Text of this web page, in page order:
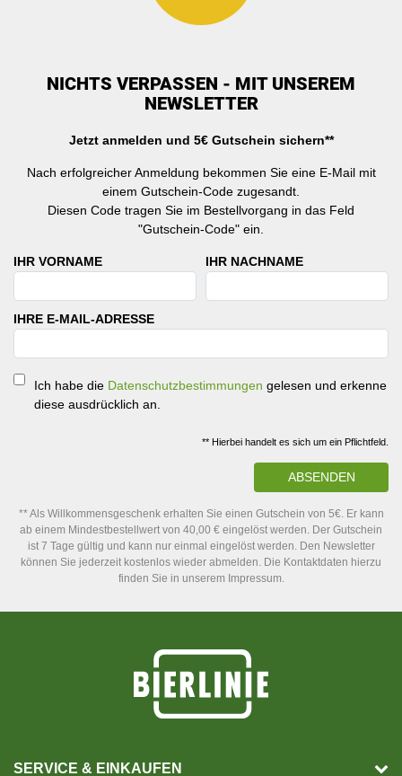
NICHTS VERPASSEN - MIT UNSEREM
NEWSLETTER
Jetzt anmelden und 5€ Gutschein sichern**
Nach erfolgreicher Anmeldung bekommen Sie eine E-Mail mit
einem Gutschein-Code zugesandt.
Diesen Code tragen Sie im Bestellvorgang in das Feld
"Gutschein-Code" ein.
IHR VORNAME IHR NACHNAME
IHRE E-MAIL-ADRESSE
Ich habe die Datenschutzbestimmungen gelesen und erkenne
diese ausdrücklich an.
** Hierbei handelt es sich um ein Pflichtfeld.
ABSENDEN
** Als Willkommensgeschenk erhalten Sie einen Gutschein von 5€. Er kann
ab einem Mindestbestellwert von 40,00 € eingelöst werden. Der Gutschein
ist 7 Tage gültig und kann nur einmal eingelöst werden. Den Newsletter
können Sie jederzeit kostenlos wieder abmelden. Die Kontaktdaten hierzu
finden Sie in unserem Impressum.
SERVICE & EINKAUFEN